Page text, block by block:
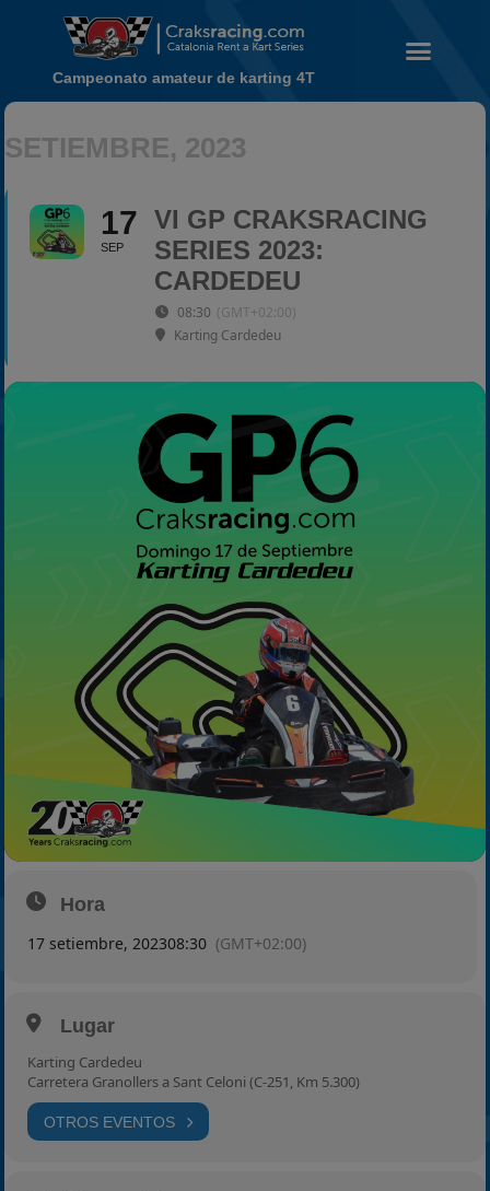
Temporada 2026
2020-2021
Estadísticas
Campeonato amateur de karting 4T
SETIEMBRE, 2023
17
SEP
VI GP CRAKSRACING
SERIES 2023:
CARDEDEU
08:30 (GMT+02:00)
Karting Cardedeu
Hora
17 setiembre, 202308:30 (GMT+02:00)
Lugar
Karting Cardedeu
Carretera Granollers a Sant Celoni (C-251, Km 5.300)
OTROS EVENTOS